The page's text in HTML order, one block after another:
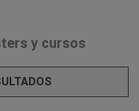
y cursos